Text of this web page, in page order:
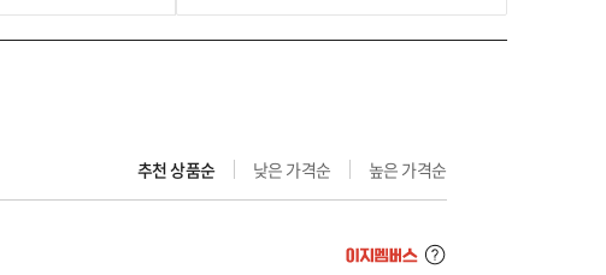
추천 상품순 낮은 가격순 높은 가격순